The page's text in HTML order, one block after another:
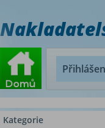
Kategorie